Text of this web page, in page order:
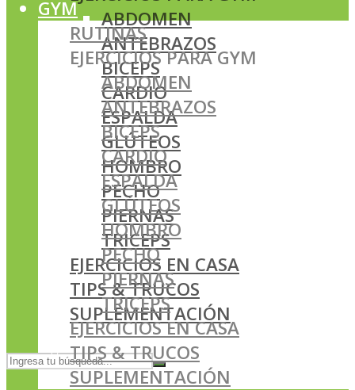
ABDOMEN
ANTEBRAZOS
BICEPS
CARDIO
ESPALDA
GLÚTEOS
HOMBRO
PECHO
PIERNAS
TRICEPS
EJERCICIOS EN CASA
TIPS & TRUCOS
SUPLEMENTACIÓN
GYM
RUTINAS
EJERCICIOS PARA GYM
ABDOMEN
ANTEBRAZOS
BICEPS
CARDIO
ESPALDA
GLÚTEOS
HOMBRO
PECHO
PIERNAS
TRICEPS
EJERCICIOS EN CASA
TIPS & TRUCOS
SUPLEMENTACIÓN